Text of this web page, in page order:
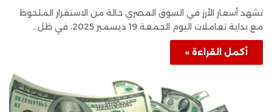
تشهد أسعار الأرز في السوق المصري حالة من الاستقرار الملحوظ
مع بداية تعاملات اليوم الجمعة 19 ديسمبر 2025، في ظل…
أكمل القراءة »